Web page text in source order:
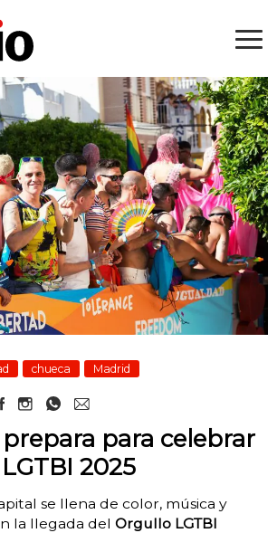
chueca Madrid
para celebrar
2025
se llena de color, música y
la llegada del Orgullo LGTBI